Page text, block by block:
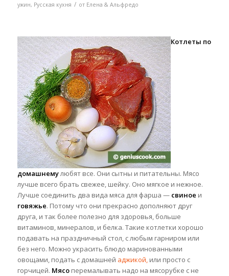
ужин, Русская кухня / от Елена & Альфредо
Котлеты по
домашнемулюбят все. Они сытны и питательны. Мясо
лучше всего брать свежее, шейку. Оно мягкое и нежное.
Лучше соединить два вида мяса для фарша — свиное и
говяжье. Потому что они прекрасно дополняют друг
друга, и так более полезно для здоровья, больше
витаминов, минералов, и белка. Такие котлетки хорошо
подавать на праздничный стол,с любым гарниром или
без него. Можно украсить блюдо маринованными
овощами, подать с домашней аджикой, или просто с
горчицей. Мясо перемалывать надо на мясорубке с не